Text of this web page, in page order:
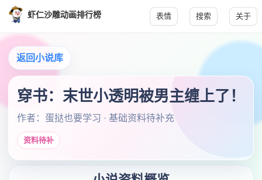
虾仁沙雕动画排行榜 表情 搜索 关于
返回小说库
穿书：末世小透明被男主缠上了！
作者：蛋挞也要学习 · 基础资料待补充
资料待补